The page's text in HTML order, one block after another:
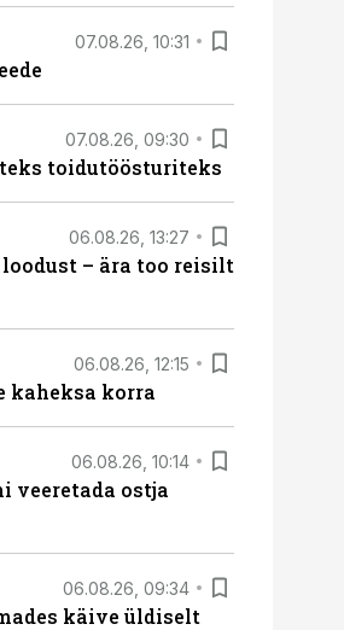
07.08.26, 10:31
07.08.26, 09:30
toidutöösturiteks
06.08.26, 13:27
– ära too reisilt
06.08.26, 12:15
kaheksa korra
06.08.26, 10:14
veeretada ostja
06.08.26, 09:34
käive üldiselt